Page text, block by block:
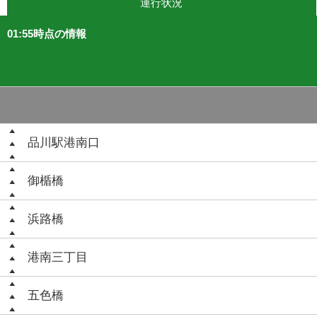
運行状況
01:55時点の情報
品川駅港南口
御楯橋
浜路橋
港南三丁目
五色橋